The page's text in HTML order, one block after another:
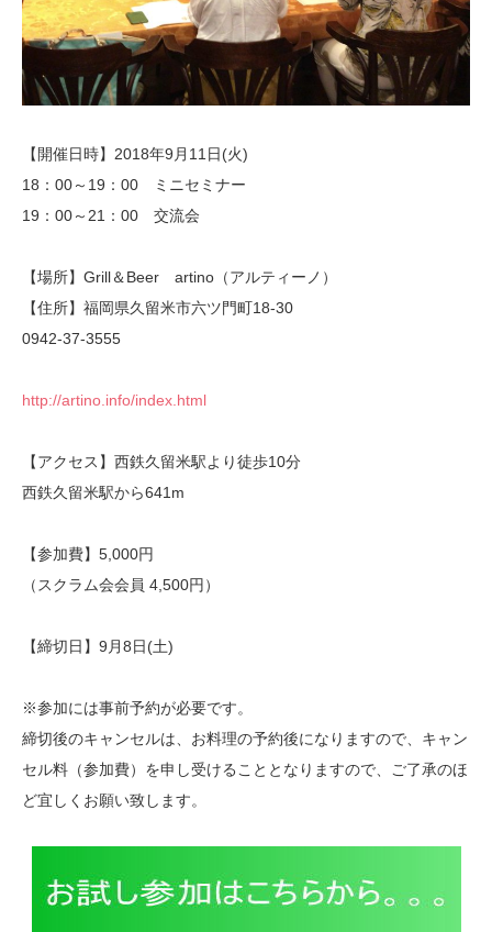
【開催日時】2018年9月11日(火)
18：00～19：00 ミニセミナー
19：00～21：00 交流会
【場所】Grill＆Beer artino（アルティーノ）
【住所】福岡県久留米市六ツ門町18-30
0942-37-3555
http://artino.info/index.html
【アクセス】西鉄久留米駅より徒歩10分
西鉄久留米駅から641m
【参加費】5,000円
（スクラム会会員 4,500円）
【締切日】9月8日(土)
※参加には事前予約が必要です。
締切後のキャンセルは、お料理の予約後になりますので、キャン
セル料（参加費）を申し受けることとなりますので、ご了承のほ
ど宜しくお願い致します。